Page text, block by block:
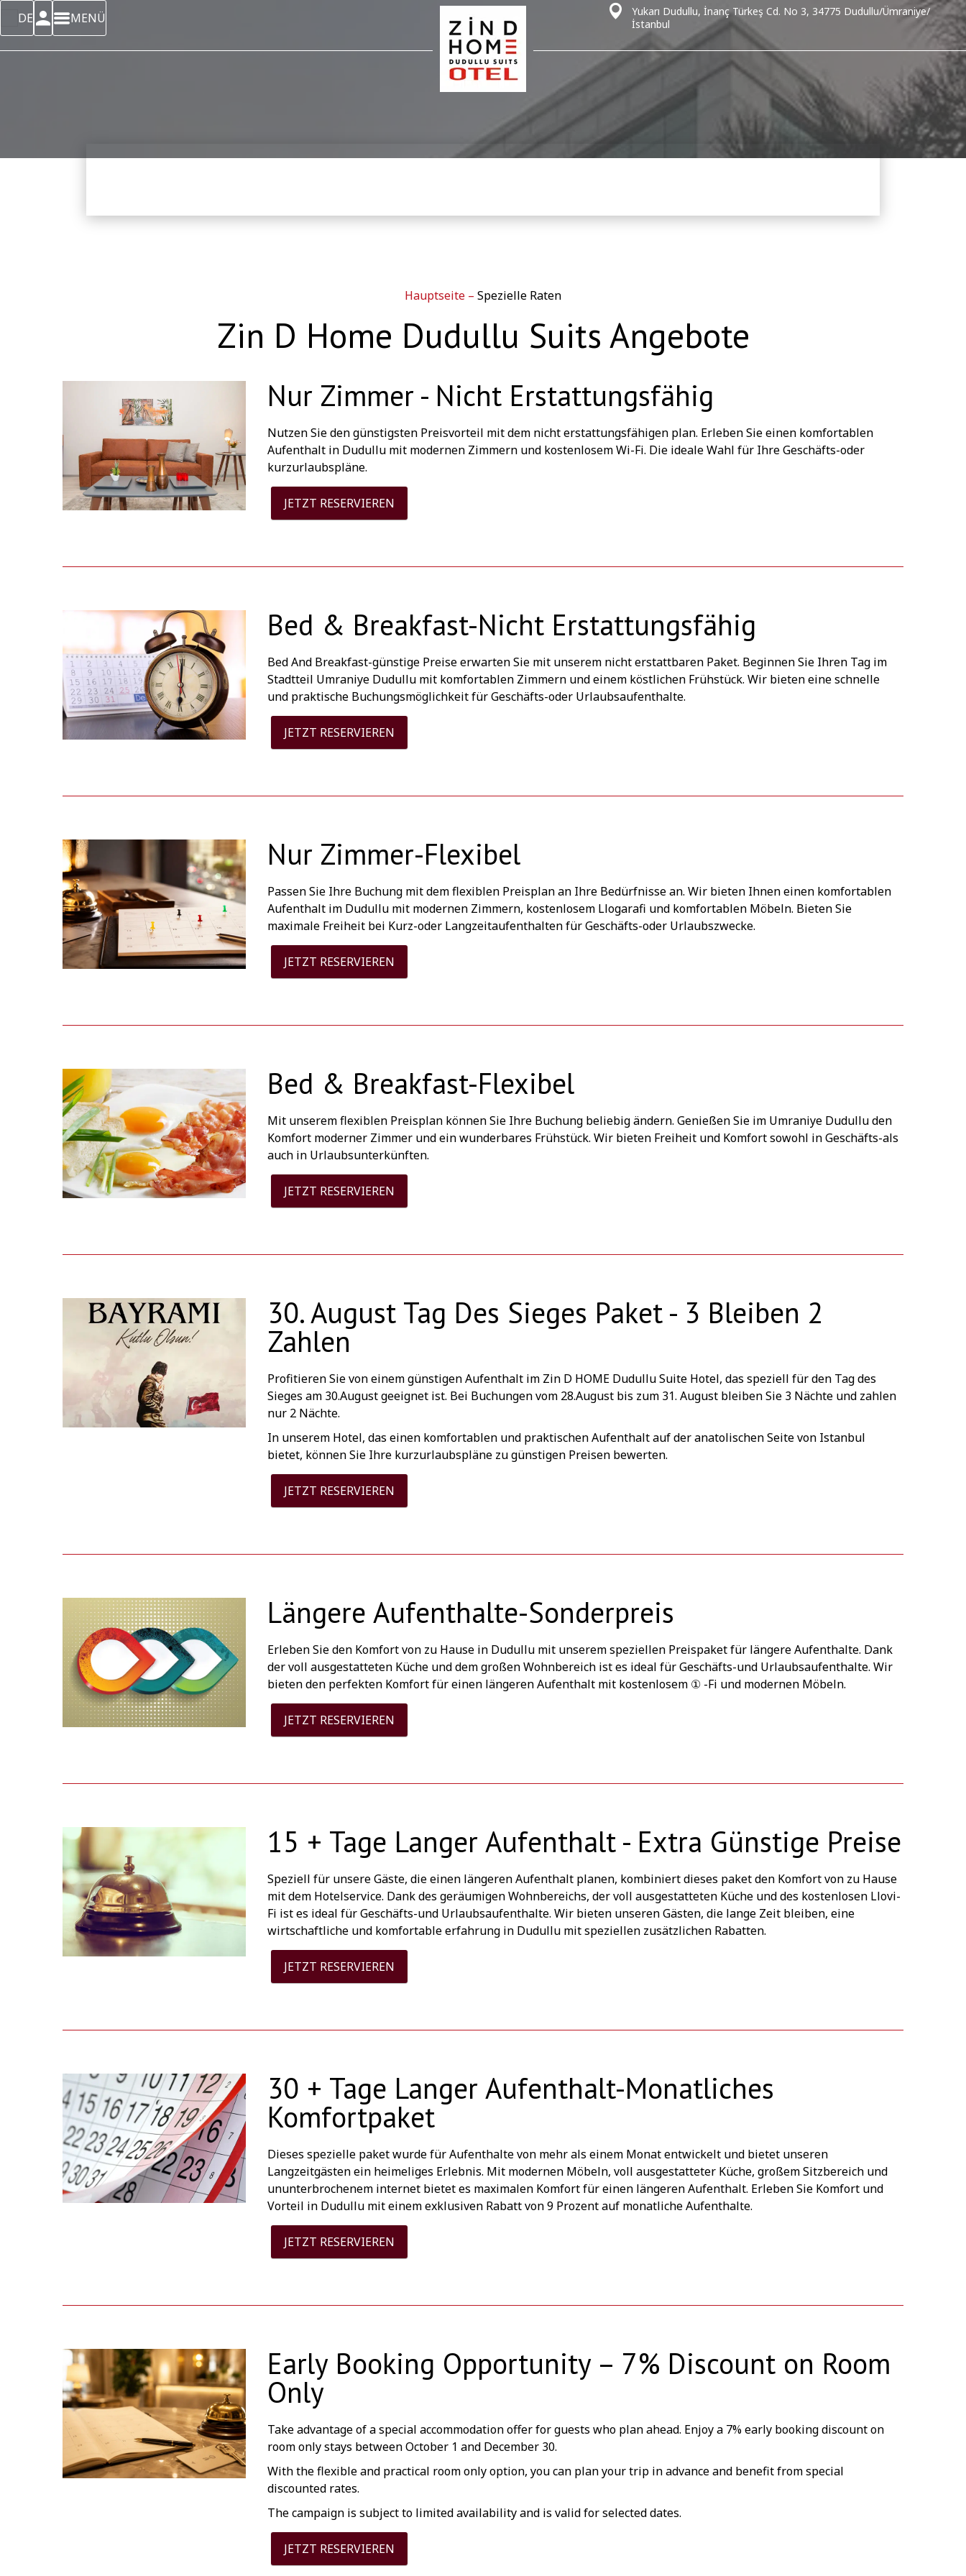
DE MENÜ
Yukarı Dudullu, İnanç Türkeş Cd. No 3, 34775 Dudullu/Ümraniye/
İstanbul
Hauptseite – Spezielle Raten
Zin D Home Dudullu Suits Angebote
Nur Zimmer - Nicht Erstattungsfähig
Nutzen Sie den günstigsten Preisvorteil mit dem nicht erstattungsfähigen plan. Erleben Sie einen komfortablen
Aufenthalt in Dudullu mit modernen Zimmern und kostenlosem Wi-Fi. Die ideale Wahl für Ihre Geschäfts-oder
kurzurlaubspläne.
JETZT RESERVIEREN
Bed & Breakfast-Nicht Erstattungsfähig
Bed And Breakfast-günstige Preise erwarten Sie mit unserem nicht erstattbaren Paket. Beginnen Sie Ihren Tag im
Stadtteil Umraniye Dudullu mit komfortablen Zimmern und einem köstlichen Frühstück. Wir bieten eine schnelle
und praktische Buchungsmöglichkeit für Geschäfts-oder Urlaubsaufenthalte.
JETZT RESERVIEREN
Nur Zimmer-Flexibel
Passen Sie Ihre Buchung mit dem flexiblen Preisplan an Ihre Bedürfnisse an. Wir bieten Ihnen einen komfortablen
Aufenthalt im Dudullu mit modernen Zimmern, kostenlosem Llogarafi und komfortablen Möbeln. Bieten Sie
maximale Freiheit bei Kurz-oder Langzeitaufenthalten für Geschäfts-oder Urlaubszwecke.
JETZT RESERVIEREN
Bed & Breakfast-Flexibel
Mit unserem flexiblen Preisplan können Sie Ihre Buchung beliebig ändern. Genießen Sie im Umraniye Dudullu den
Komfort moderner Zimmer und ein wunderbares Frühstück. Wir bieten Freiheit und Komfort sowohl in Geschäfts-als
auch in Urlaubsunterkünften.
JETZT RESERVIEREN
30. August Tag Des Sieges Paket - 3 Bleiben 2
Zahlen
Profitieren Sie von einem günstigen Aufenthalt im Zin D HOME Dudullu Suite Hotel, das speziell für den Tag des
Sieges am 30.August geeignet ist. Bei Buchungen vom 28.August bis zum 31. August bleiben Sie 3 Nächte und zahlen
nur 2 Nächte.
In unserem Hotel, das einen komfortablen und praktischen Aufenthalt auf der anatolischen Seite von Istanbul
bietet, können Sie Ihre kurzurlaubspläne zu günstigen Preisen bewerten.
JETZT RESERVIEREN
Längere Aufenthalte-Sonderpreis
Erleben Sie den Komfort von zu Hause in Dudullu mit unserem speziellen Preispaket für längere Aufenthalte. Dank
der voll ausgestatteten Küche und dem großen Wohnbereich ist es ideal für Geschäfts-und Urlaubsaufenthalte. Wir
bieten den perfekten Komfort für einen längeren Aufenthalt mit kostenlosem ① -Fi und modernen Möbeln.
JETZT RESERVIEREN
15 + Tage Langer Aufenthalt - Extra Günstige Preise
Speziell für unsere Gäste, die einen längeren Aufenthalt planen, kombiniert dieses paket den Komfort von zu Hause
mit dem Hotelservice. Dank des geräumigen Wohnbereichs, der voll ausgestatteten Küche und des kostenlosen Llovi-
Fi ist es ideal für Geschäfts-und Urlaubsaufenthalte. Wir bieten unseren Gästen, die lange Zeit bleiben, eine
wirtschaftliche und komfortable erfahrung in Dudullu mit speziellen zusätzlichen Rabatten.
JETZT RESERVIEREN
30 + Tage Langer Aufenthalt-Monatliches
Komfortpaket
Dieses spezielle paket wurde für Aufenthalte von mehr als einem Monat entwickelt und bietet unseren
Langzeitgästen ein heimeliges Erlebnis. Mit modernen Möbeln, voll ausgestatteter Küche, großem Sitzbereich und
ununterbrochenem internet bietet es maximalen Komfort für einen längeren Aufenthalt. Erleben Sie Komfort und
Vorteil in Dudullu mit einem exklusiven Rabatt von 9 Prozent auf monatliche Aufenthalte.
JETZT RESERVIEREN
Early Booking Opportunity – 7% Discount on Room
Only
Take advantage of a special accommodation offer for guests who plan ahead. Enjoy a 7% early booking discount on
room only stays between October 1 and December 30.
With the flexible and practical room only option, you can plan your trip in advance and benefit from special
discounted rates.
The campaign is subject to limited availability and is valid for selected dates.
JETZT RESERVIEREN